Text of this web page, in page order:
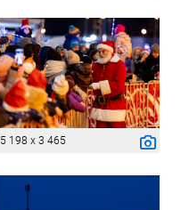
5 198 x 3 465